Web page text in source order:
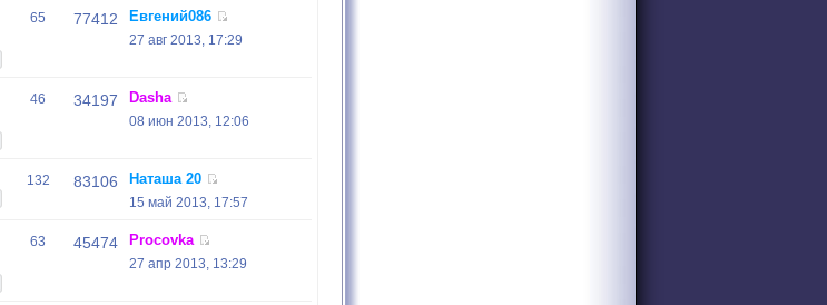
65 77412 Евгений086
27 авг 2013, 17:29
46 34197 Dasha
08 июн 2013, 12:06
132 83106 Наташа 20
15 май 2013, 17:57
63 45474 Procovka
27 апр 2013, 13:29